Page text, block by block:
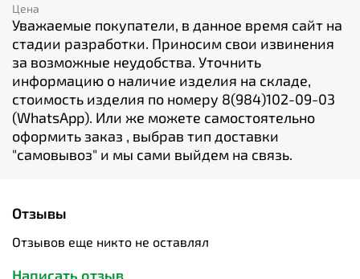
Цена
Уважаемые покупатели, в данное время сайт на
стадии разработки. Приносим свои извинения
за возможные неудобства. Уточнить
информацию о наличие изделия на складе,
стоимость изделия по номеру 8(984)102-09-03
(WhatsApp). Или же можете самостоятельно
оформить заказ , выбрав тип доставки
"cамовывоз" и мы сами выйдем на связь.
Отзывы
Отзывов еще никто не оставлял
Написать отзыв